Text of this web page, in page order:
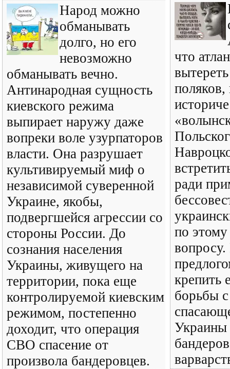
Народ можно
обманывать
долго, но его
невозможно
обманывать вечно.
Антинародная сущность
киевского режима
выпирает наружу даже
вопреки воле узурпаторов
власти. Она разрушает
культивируемый миф о
независимой суверенной
Украине, якобы,
подвергшейся агрессии со
стороны России. До
сознания населения
Украины, живущего на
территории, пока еще
контролируемой киевским
режимом, постепенно
доходит, что операция
СВО спасение от
произвола бандеровцев.
что
ради
по
крепить
борьбы
Украины